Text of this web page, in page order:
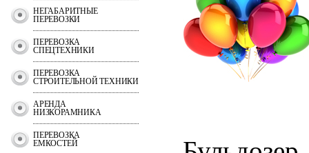
НЕГАБАРИТНЫЕ
ПЕРЕВОЗКИ
ПЕРЕВОЗКА
СПЕЦТЕХНИКИ
ПЕРЕВОЗКА
СТРОИТЕЛЬНОЙ ТЕХНИКИ
АРЕНДА
НИЗКОРАМНИКА
ПЕРЕВОЗКА
ЕМКОСТЕЙ